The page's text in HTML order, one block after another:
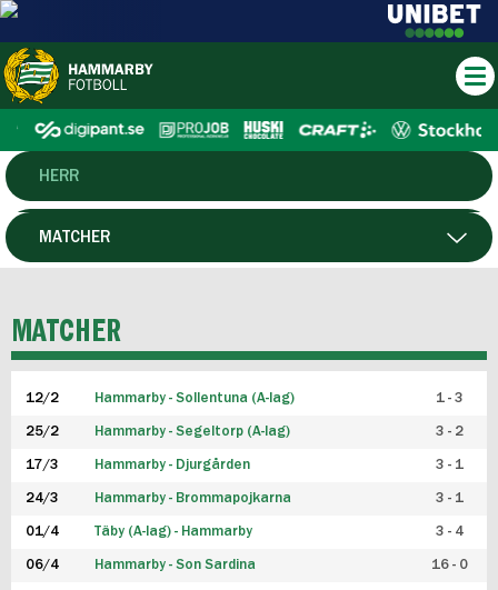
HERR
DAM
P19
F19
FUTSAL HERR
FUTSAL DAM
MATCHER
MATCHER
12/2 Hammarby - Sollentuna (A-lag) 1 - 3
25/2 Hammarby - Segeltorp (A-lag) 3 - 2
17/3 Hammarby - Djurgården 3 - 1
24/3 Hammarby - Brommapojkarna 3 - 1
01/4 Täby (A-lag) - Hammarby 3 - 4
06/4 Hammarby - Son Sardina 16 - 0